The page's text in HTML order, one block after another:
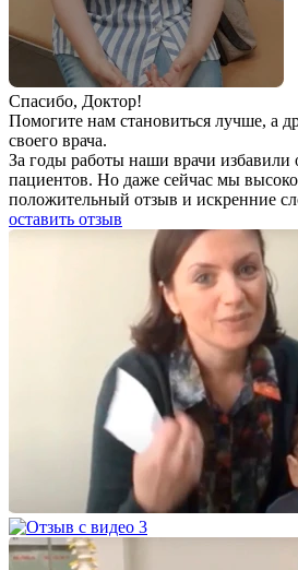
Спаcибо, Доктор!
Помогите нам становиться лучше, а
своего врача.
За годы работы наши врачи избавили
пациентов. Но даже сейчас мы
положительный отзыв и искренние
оставить отзыв